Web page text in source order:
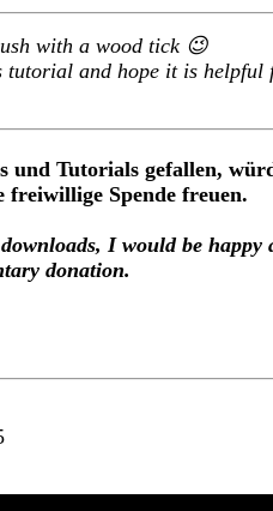
with a wood tick 😉
tutorial and hope it is helpful
und Tutorials gefallen,
freiwillige Spende freuen.
I would be happy
donation.